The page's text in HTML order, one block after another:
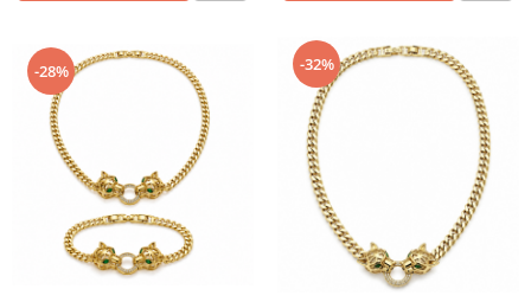
-28% -32%